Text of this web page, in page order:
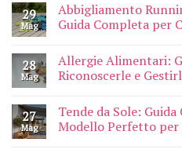
29
Mag
Abbigliamento
Guida Completa per
28
Mag
Allergie Alimentari:
Riconoscerle e
27
Mag
Tende da Sole:
Modello Perfetto per